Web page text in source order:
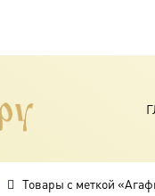
Товары с меткой